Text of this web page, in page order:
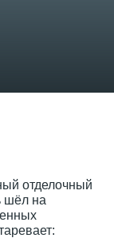
отделочный
шёл на